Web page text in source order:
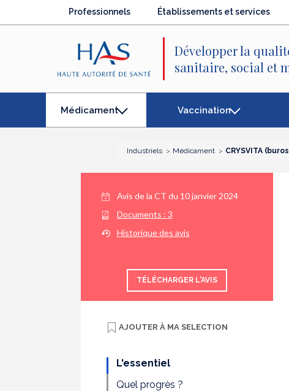
Professionnels Établissements et services
Développer la
sanitaire, social et
Médicament
(élément
séléctionné)
Vaccination
Industriels Médicament CRYSVITA
Avis de la CT du 10 janvier 2024
Documents : 3
Historique des avis
TÉLÉCHARGER L'AVIS
AJOUTER À MA SELECTION
L'essentiel
Quel progrès ?